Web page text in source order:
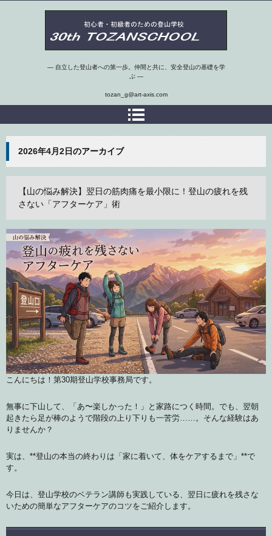
― 自立した登山者への第一歩。仲間と共に、安全登山の基礎を学
ぶ ―
tozan_g@art-axis.com
2026年4月2日のアーカイブ
【山の悩み解決】翌日の筋肉痛を最小限に！登山の疲れを残
さない「アフターケア」術
こんにちは！第30期登山学校事務局です。
無事に下山して、「あ〜楽しかった！」と家路につく時間。でも、翌朝
起きたら足が棒のようで階段の上り下りも一苦労……。そんな経験はあ
りませんか？
実は、**登山の本当の終わりは「家に着いて、体をケアするまで」**で
す。
今日は、登山学校のベテラン講師も実践している、翌日に疲れを残さな
いための簡単なアフターケアのコツをご紹介します。